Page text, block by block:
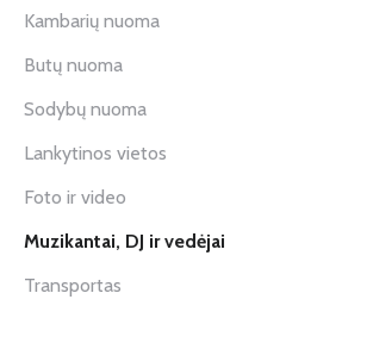
Kambarių nuoma
Butų nuoma
Sodybų nuoma
Lankytinos vietos
Foto ir video
Muzikantai, DJ ir vedėjai
Transportas